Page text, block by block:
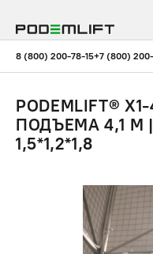
8 (800) 200-78-15+7 (800)
PODEMLIFT®
ПОДЪЕМА 4,1 М
1,5*1,2*1,8